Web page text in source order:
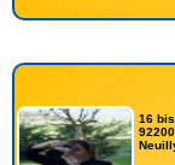
16
92200